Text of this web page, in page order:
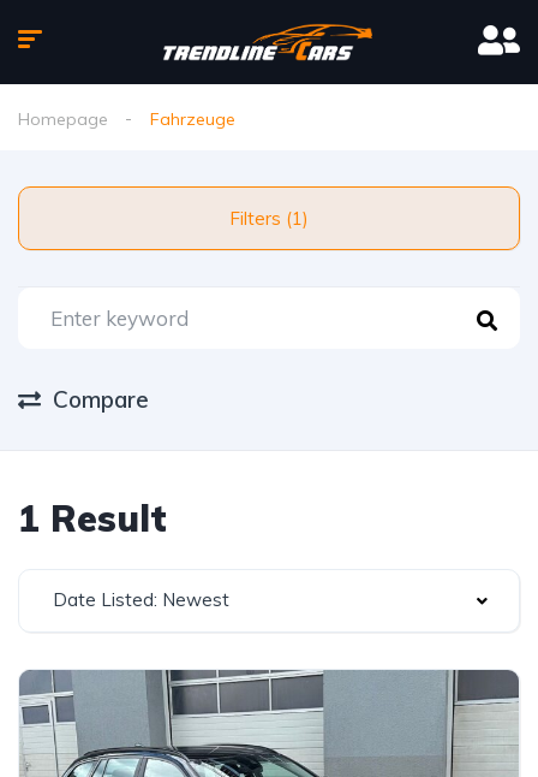
Homepage Fahrzeuge
Filters (1)
Compare
1 Result
Date Listed: Newest